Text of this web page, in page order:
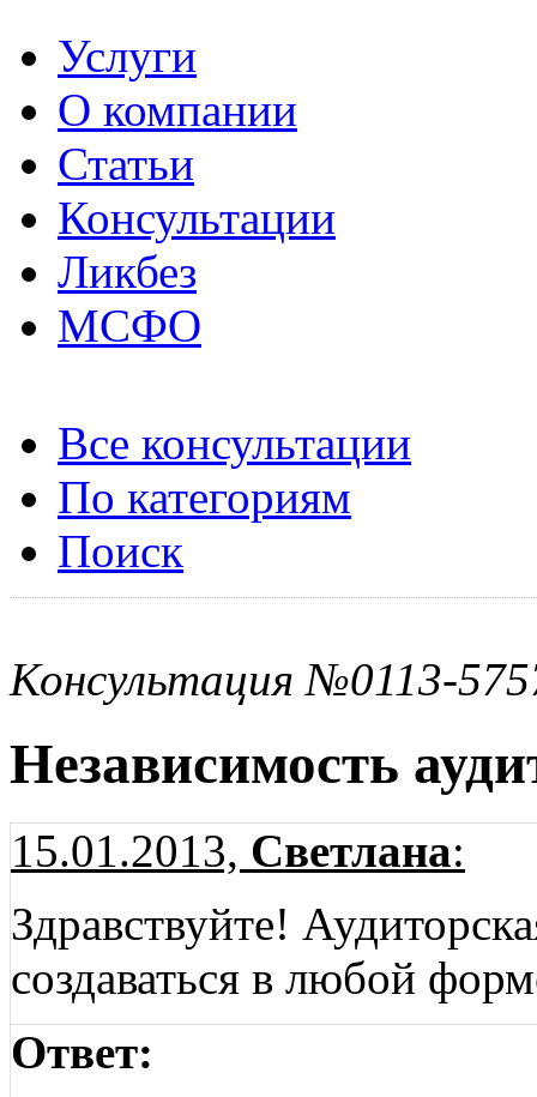
Услуги
О компании
Статьи
Консультации
Ликбез
МСФО
Все консультации
По категориям
Поиск
Консультация №0113-
Независимость
15.01.2013, Светлана:
Здравствуйте!
создаваться в любой
Ответ: